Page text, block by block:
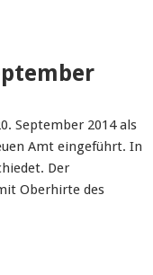
September 2014 als
Amt eingeführt. In
Der
Oberhirte des